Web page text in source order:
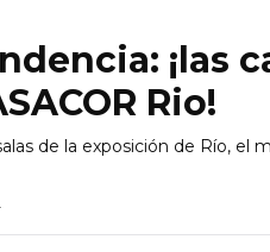
¡las
Rio!
de la exposición de Río,